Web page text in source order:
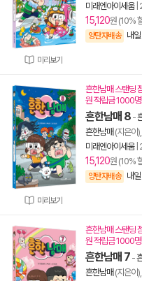
미리보기
미래엔아이세움|
15,120원 (10%
양탄자배송 내일
미리보기
흔한남매 스탠딩
원 적립금 1000
흔한남매 8 -
흔한남매 (지은이),
미래엔아이세움|
15,120원 (10%
양탄자배송 내일
흔한남매 스탠딩
원 적립금 1000
흔한남매 7 -
흔한남매 (지은이),